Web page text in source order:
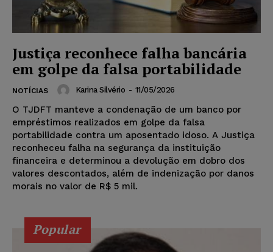
Justiça reconhece falha bancária
em golpe da falsa portabilidade
NOTÍCIAS Karina Silvério - 11/05/2026
O TJDFT manteve a condenação de um banco por
empréstimos realizados em golpe da falsa
portabilidade contra um aposentado idoso. A Justiça
reconheceu falha na segurança da instituição
financeira e determinou a devolução em dobro dos
valores descontados, além de indenização por danos
morais no valor de R$ 5 mil.
Popular